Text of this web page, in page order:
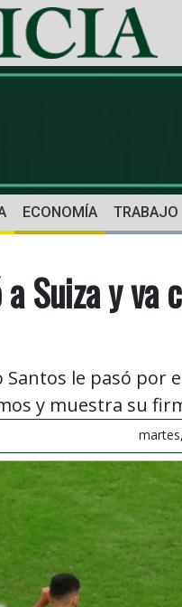
ECONOMÍA TRABAJO
Suiza y va
Santos le pasó por
y muestra su